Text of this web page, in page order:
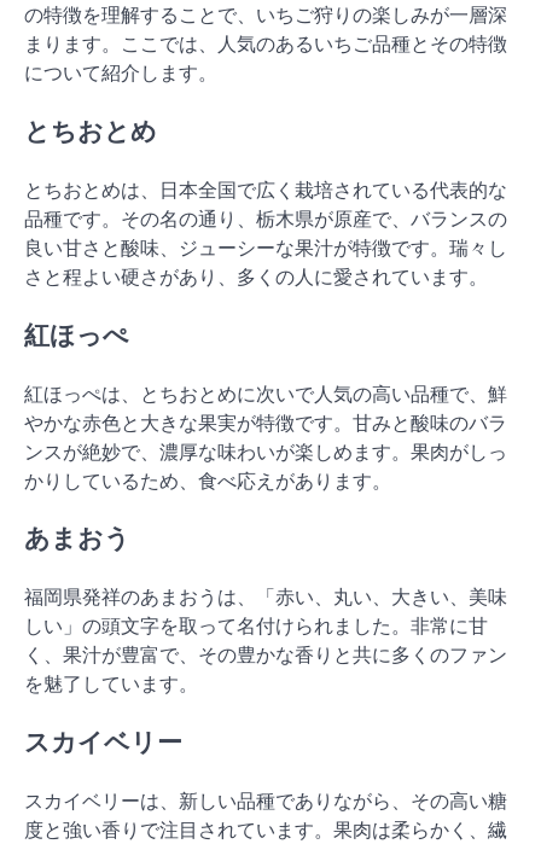
の特徴を理解することで、いちご狩りの楽しみが一層深
まります。ここでは、人気のあるいちご品種とその特徴
について紹介します。
とちおとめ
とちおとめは、日本全国で広く栽培されている代表的な
品種です。その名の通り、栃木県が原産で、バランスの
良い甘さと酸味、ジューシーな果汁が特徴です。瑞々し
さと程よい硬さがあり、多くの人に愛されています。
紅ほっぺ
紅ほっぺは、とちおとめに次いで人気の高い品種で、鮮
やかな赤色と大きな果実が特徴です。甘みと酸味のバラ
ンスが絶妙で、濃厚な味わいが楽しめます。果肉がしっ
かりしているため、食べ応えがあります。
あまおう
福岡県発祥のあまおうは、「赤い、丸い、大きい、美味
しい」の頭文字を取って名付けられました。非常に甘
く、果汁が豊富で、その豊かな香りと共に多くのファン
を魅了しています。
スカイベリー
スカイベリーは、新しい品種でありながら、その高い糖
度と強い香りで注目されています。果肉は柔らかく、繊